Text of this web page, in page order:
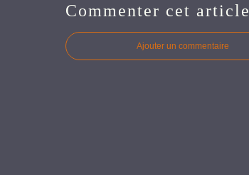
Commenter cet article
Ajouter un commentaire